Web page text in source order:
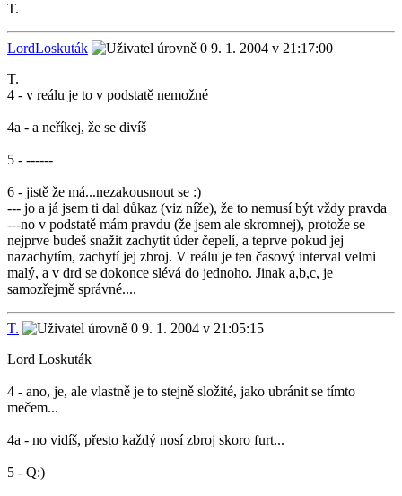
T.
LordLoskuták
9. 1. 2004 v 21:17:00
T.
4 - v reálu je to v podstatě nemožné
4a - a neříkej, že se divíš
5 - ------
6 - jistě že má...nezakousnout se :)
--- jo a já jsem ti dal důkaz (viz níže), že to nemusí být vždy pravda
---no v podstatě mám pravdu (že jsem ale skromnej), protože se
nejprve budeš snažit zachytit úder čepelí, a teprve pokud jej
nazachytím, zachytí jej zbroj. V reálu je ten časový interval velmi
malý, a v drd se dokonce slévá do jednoho. Jinak a,b,c, je
samozřejmě správné....
T.
9. 1. 2004 v 21:05:15
Lord Loskuták
4 - ano, je, ale vlastně je to stejně složité, jako ubránit se tímto
mečem...
4a - no vidíš, přesto každý nosí zbroj skoro furt...
5 - Q:)